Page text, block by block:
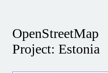
OpenStreetMap
Project: Estonia